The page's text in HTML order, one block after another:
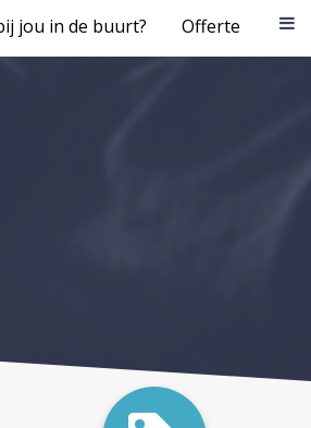
jou in de buurt? Offerte